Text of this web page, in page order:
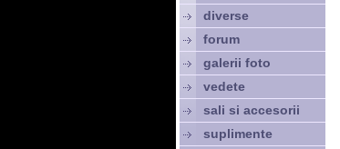
diverse
forum
galerii foto
vedete
sali si accesorii
suplimente